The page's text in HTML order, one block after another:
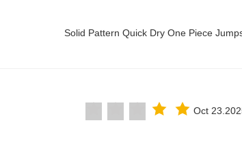
Solid Pattern Quick Dry One Piece
Oct